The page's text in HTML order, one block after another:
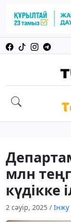
млн
күдікке
2 сәуір, 2025 /